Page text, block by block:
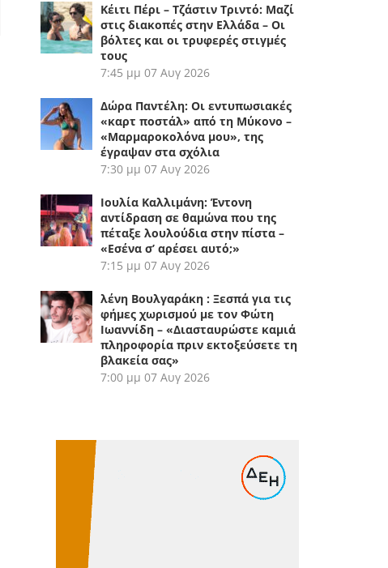
Κέιτι Πέρι – Τζάστιν Τριντό: Μαζί
στις διακοπές στην Ελλάδα – Οι
βόλτες και οι τρυφερές στιγμές
τους
7:45 μμ 07 Αυγ 2026
Δώρα Παντέλη: Οι εντυπωσιακές
«καρτ ποστάλ» από τη Μύκονο –
«Μαρμαροκολόνα μου», της
έγραψαν στα σχόλια
7:30 μμ 07 Αυγ 2026
Ιουλία Καλλιμάνη: Έντονη
αντίδραση σε θαμώνα που της
πέταξε λουλούδια στην πίστα –
«Εσένα σ’ αρέσει αυτό;»
7:15 μμ 07 Αυγ 2026
λένη Βουλγαράκη : Ξεσπά για τις
φήμες χωρισμού με τον Φώτη
Ιωαννίδη – «Διασταυρώστε καμιά
πληροφορία πριν εκτοξεύσετε τη
βλακεία σας»
7:00 μμ 07 Αυγ 2026